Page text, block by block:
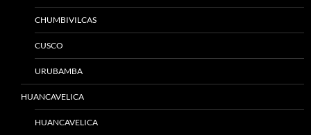
CHUMBIVILCAS
CUSCO
URUBAMBA
HUANCAVELICA
HUANCAVELICA